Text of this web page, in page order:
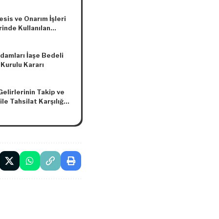
ve Onarım İşleri
Kullanılan
Değerlendirme
Hakkında Tebliğ
İaşe Bedeli
Kararı
Takip ve
Tahsilat Karşılığı
Değişiklik